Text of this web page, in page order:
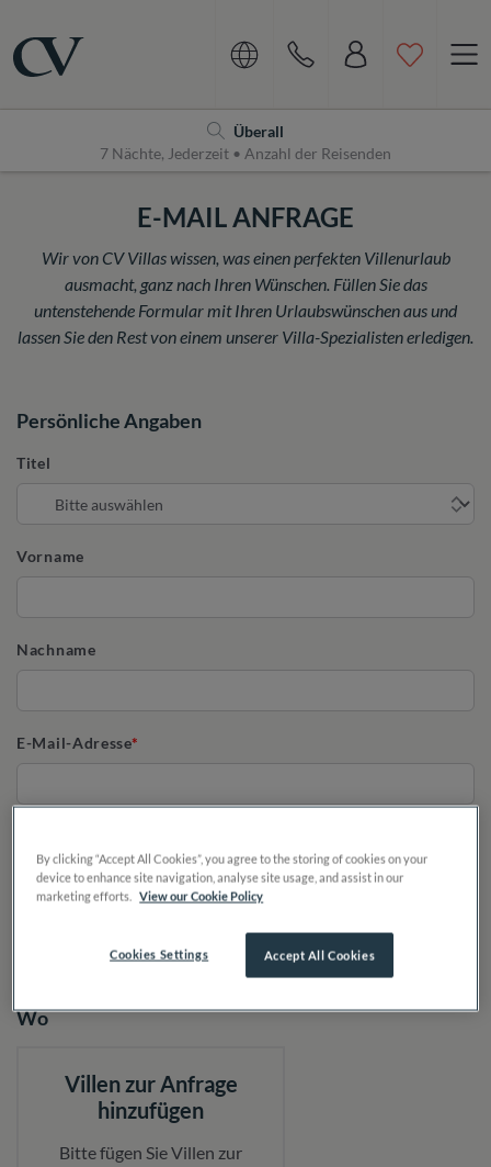
Überall
7 Nächte, Jederzeit • Anzahl der Reisenden
E-MAIL ANFRAGE
Wir von CV Villas wissen, was einen perfekten Villenurlaub
ausmacht, ganz nach Ihren Wünschen. Füllen Sie das
untenstehende Formular mit Ihren Urlaubswünschen aus und
lassen Sie den Rest von einem unserer Villa-Spezialisten erledigen.
Persönliche Angaben
Titel
Vorname
Nachname
E-Mail-Adresse
Wo
Villen zur Anfrage
hinzufügen
Bitte fügen Sie Villen zur
By clicking “Accept All Cookies”, you agree to the storing of cookies on your
device to enhance site navigation, analyse site usage, and assist in our
marketing efforts.
View our Cookie Policy
Accept All Cookies
Cookies Settings